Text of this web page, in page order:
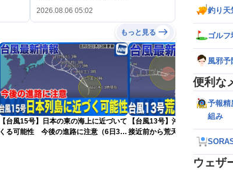
2026.08.06 05:02
もっと見る
【台風15号】日本の東の海上に近づいて
くる可能性 今後の進路に注意（6日3時
【台風13号】沖縄・大東島地方
接近前から荒天のおそれ（6日5
釣り天
ゴルフ
風邪予
便利な
予報精
組み
ウェザ